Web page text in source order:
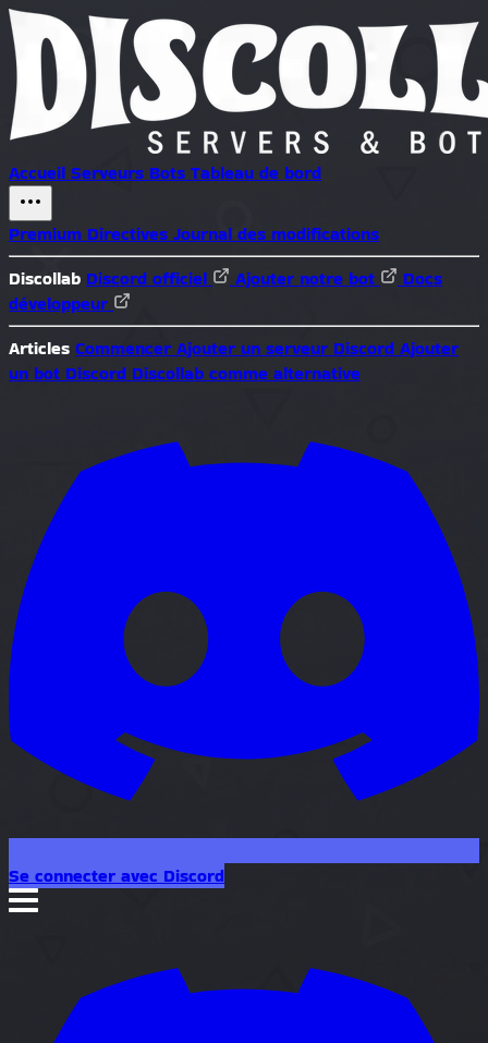
Accueil Serveurs Bots Tableau de bord
Premium Directives Journal des modifications
Discollab Discord officiel Ajouter notre bot
Docs
développeur
Articles Commencer Ajouter un serveur Discord Ajouter
un bot Discord Discollab comme alternative
Se connecter avec Discord